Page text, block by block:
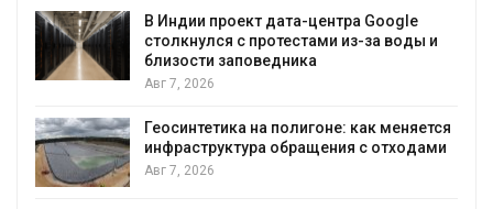
воду
Авг 7, 2026
Дождевая вода с крыш может помочь
Авг 7, 2026
Минприроды потребовало ускорить